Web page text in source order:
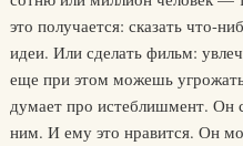
это получается: сказать что-
идеи. Или сделать фильм:
еще при этом можешь
думает про истеблишмент. Он
ним. И ему это нравится. Он